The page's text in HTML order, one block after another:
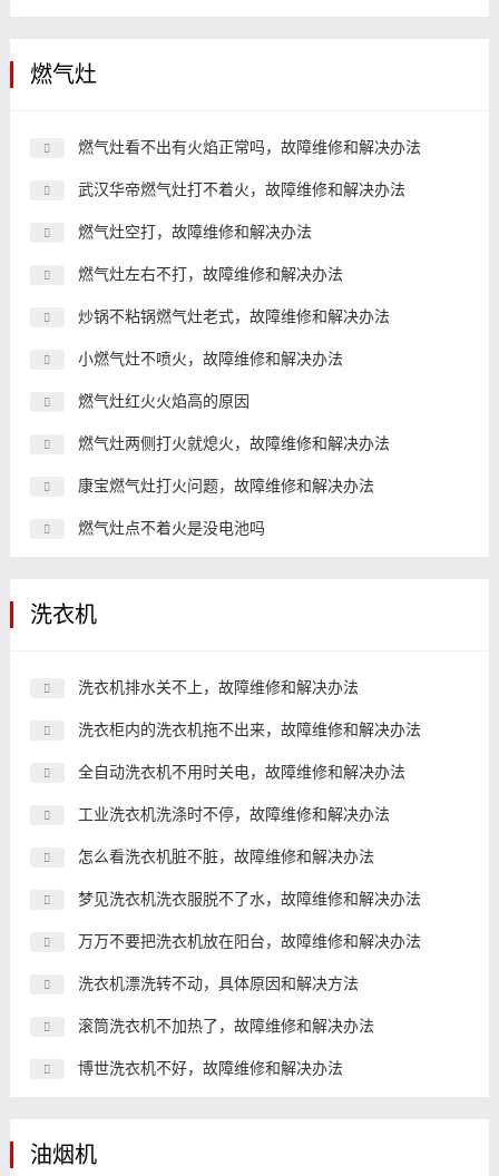
燃气灶
燃气灶看不出有火焰正常吗，故障维修和解决办法
武汉华帝燃气灶打不着火，故障维修和解决办法
燃气灶空打，故障维修和解决办法
燃气灶左右不打，故障维修和解决办法
炒锅不粘锅燃气灶老式，故障维修和解决办法
小燃气灶不喷火，故障维修和解决办法
燃气灶红火火焰高的原因
燃气灶两侧打火就熄火，故障维修和解决办法
康宝燃气灶打火问题，故障维修和解决办法
燃气灶点不着火是没电池吗
洗衣机
洗衣机排水关不上，故障维修和解决办法
洗衣柜内的洗衣机拖不出来，故障维修和解决办法
全自动洗衣机不用时关电，故障维修和解决办法
工业洗衣机洗涤时不停，故障维修和解决办法
怎么看洗衣机脏不脏，故障维修和解决办法
梦见洗衣机洗衣服脱不了水，故障维修和解决办法
万万不要把洗衣机放在阳台，故障维修和解决办法
洗衣机漂洗转不动，具体原因和解决方法
滚筒洗衣机不加热了，故障维修和解决办法
博世洗衣机不好，故障维修和解决办法
油烟机